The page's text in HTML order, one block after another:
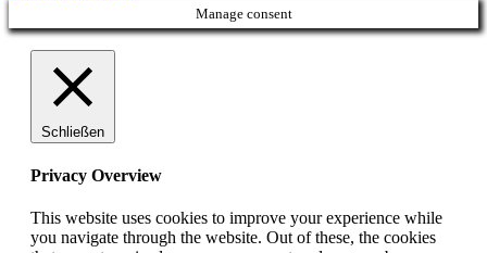
Manage consent
Schließen
Privacy Overview
This website uses cookies to improve your experience while
you navigate through the website. Out of these, the cookies